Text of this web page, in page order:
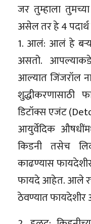
जर तुम्हाला
असेल तर हे 4
1. आलं: आलं हे
असतो.
आल्यात जिंजरॉल
डिटॉक्स एजंट
आयुर्वेदिक
किडनी तसेच
काढण्यास
फायदे आहेत. आले
ठेवण्यात